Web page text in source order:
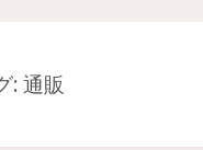
: 通販